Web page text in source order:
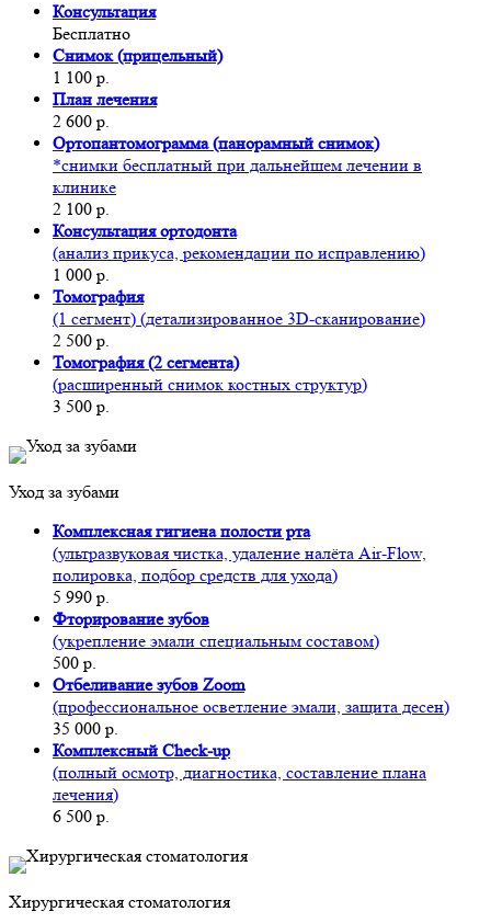
Консультация
Бесплатно
Снимок (прицельный)
1 100 р.
План лечения
2 600 р.
Ортопантомограмма (панорамный снимок)
*снимки бесплатный при дальнейшем лечении в
клинике
2 100 р.
Консультация ортодонта
(анализ прикуса, рекомендации по исправлению)
1 000 р.
Томография
(1 сегмент) (детализированное 3D-сканирование)
2 500 р.
Томография (2 сегмента)
(расширенный снимок костных структур)
3 500 р.
Уход за зубами
Комплексная гигиена полости рта
(ультразвуковая чистка, удаление налёта Air-Flow,
полировка, подбор средств для ухода)
5 990 р.
Фторирование зубов
(укрепление эмали специальным составом)
500 р.
Отбеливание зубов Zoom
(профессиональное осветление эмали, защита десен)
35 000 р.
Комплексный Check-up
(полный осмотр, диагностика, составление плана
лечения)
6 500 р.
Хирургическая стоматология